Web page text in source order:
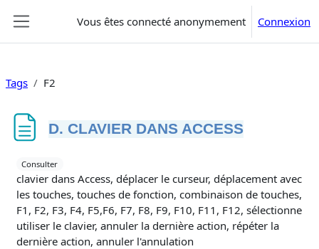
Vous êtes connecté anonymement Connexion
Tags F2
D. CLAVIER DANS ACCESS
Conditions d’achèvement
Consulter
clavier dans Access, déplacer le curseur, déplacement avec
les touches, touches de fonction, combinaison de touches,
F1, F2, F3, F4, F5,F6, F7, F8, F9, F10, F11, F12, sélectionner,
utiliser le clavier, annuler la dernière action, répéter la
dernière action, annuler l'annulation